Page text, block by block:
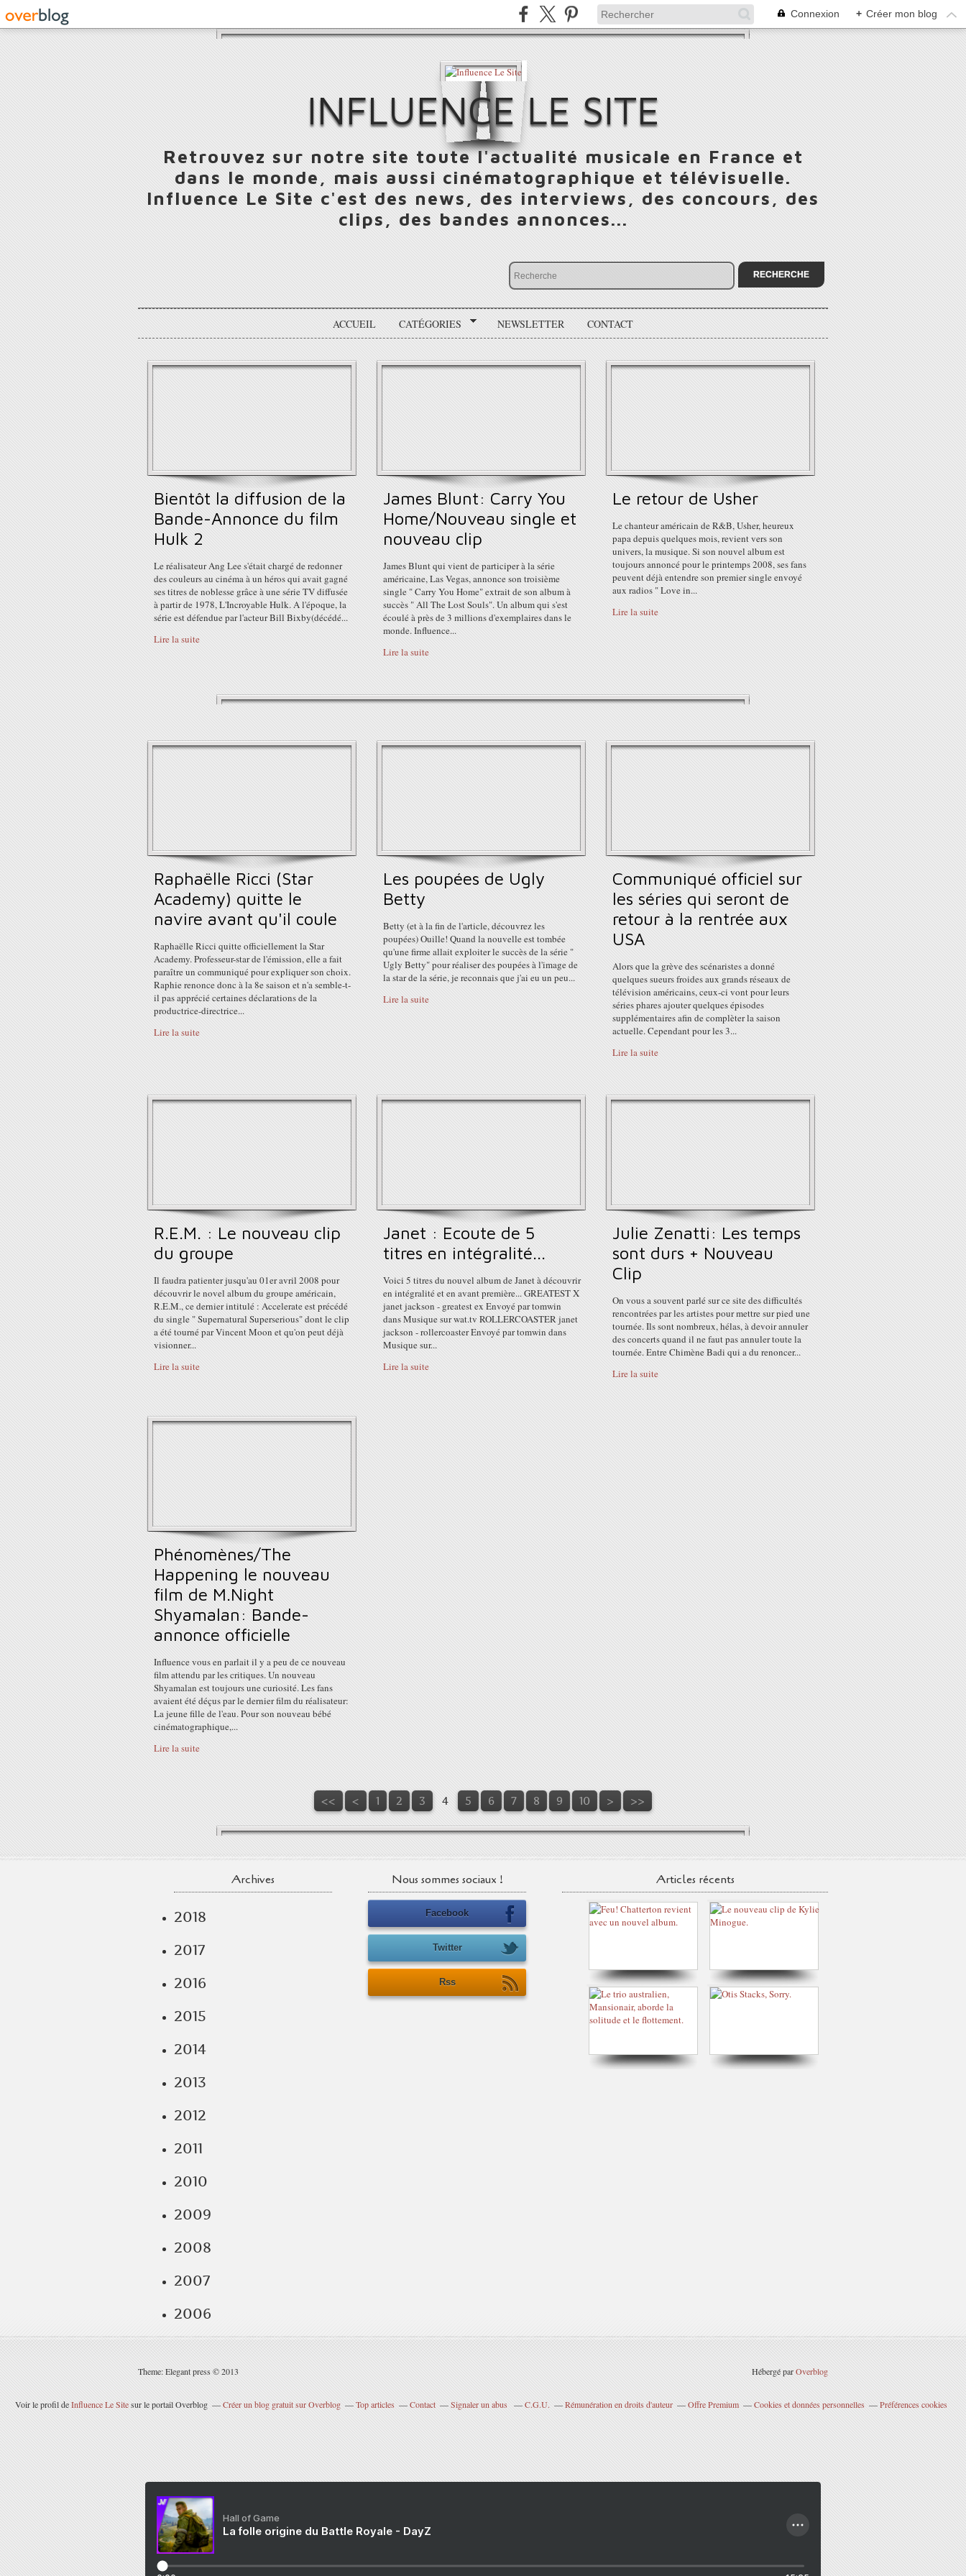
Connexion + Créer mon blog
INFLUENCE LE SITE
Retrouvez sur notre site toute l'actualité musicale en France et
dans le monde, mais aussi cinématographique et télévisuelle.
Influence Le Site c'est des news, des interviews, des concours, des
clips, des bandes annonces...
ACCUEIL CATÉGORIES NEWSLETTER CONTACT
Bientôt la diffusion de la
Bande-Annonce du film
Hulk 2
Le réalisateur Ang Lee s'était chargé de redonner
des couleurs au cinéma à un héros qui avait gagné
ses titres de noblesse grâce à une série TV diffusée
à partir de 1978, L'Incroyable Hulk. A l'époque, la
série est défendue par l'acteur Bill Bixby(décédé...
Lire la suite
James Blunt: Carry You
Home/Nouveau single et
nouveau clip
James Blunt qui vient de participer à la série
américaine, Las Vegas, annonce son troisième
single " Carry You Home" extrait de son album à
succès " All The Lost Souls". Un album qui s'est
écoulé à près de 3 millions d'exemplaires dans le
monde. Influence...
Lire la suite
Le retour de Usher
Le chanteur américain de R&B, Usher, heureux
papa depuis quelques mois, revient vers son
univers, la musique. Si son nouvel album est
toujours annoncé pour le printemps 2008, ses fans
peuvent déjà entendre son premier single envoyé
aux radios " Love in...
Lire la suite
Raphaëlle Ricci (Star
Academy) quitte le
navire avant qu'il coule
Raphaëlle Ricci quitte officiellement la Star
Academy. Professeur-star de l'émission, elle a fait
paraître un communiqué pour expliquer son choix.
Raphie renonce donc à la 8e saison et n'a semble-t-
il pas apprécié certaines déclarations de la
productrice-directrice...
Lire la suite
Les poupées de Ugly
Betty
Betty (et à la fin de l'article, découvrez les
poupées) Ouille! Quand la nouvelle est tombée
qu'une firme allait exploiter le succès de la série "
Ugly Betty" pour réaliser des poupées à l'image de
la star de la série, je reconnais que j'ai eu un peu...
Lire la suite
Communiqué officiel sur
les séries qui seront de
retour à la rentrée aux
USA
Alors que la grève des scénaristes a donné
quelques sueurs froides aux grands réseaux de
télévision américains, ceux-ci vont pour leurs
séries phares ajouter quelques épisodes
supplémentaires afin de complèter la saison
actuelle. Cependant pour les 3...
Lire la suite
R.E.M. : Le nouveau clip
du groupe
Il faudra patienter jusqu'au 01er avril 2008 pour
découvrir le novel album du groupe américain,
R.E.M., ce dernier intitulé : Accelerate est précédé
du single " Supernatural Superserious" dont le clip
a été tourné par Vincent Moon et qu'on peut déjà
visionner...
Lire la suite
Janet : Ecoute de 5
titres en intégralité...
Voici 5 titres du nouvel album de Janet à découvrir
en intégralité et en avant première... GREATEST X
janet jackson - greatest ex Envoyé par tomwin
dans Musique sur wat.tv ROLLERCOASTER janet
jackson - rollercoaster Envoyé par tomwin dans
Musique sur...
Lire la suite
Julie Zenatti: Les temps
sont durs + Nouveau
Clip
On vous a souvent parlé sur ce site des difficultés
rencontrées par les artistes pour mettre sur pied une
tournée. Ils sont nombreux, hélas, à devoir annuler
des concerts quand il ne faut pas annuler toute la
tournée. Entre Chimène Badi qui a du renoncer...
Lire la suite
Phénomènes/The
Happening le nouveau
film de M.Night
Shyamalan: Bande-
annonce officielle
Influence vous en parlait il y a peu de ce nouveau
film attendu par les critiques. Un nouveau
Shyamalan est toujours une curiosité. Les fans
avaient été déçus par le dernier film du réalisateur:
La jeune fille de l'eau. Pour son nouveau bébé
cinématographique,...
Lire la suite
<< < 1 2 3 4 5 6 7 8 9 10 > >>
Archives
2018
2017
2016
2015
2014
2013
2012
2011
2010
2009
2008
2007
2006
Nous sommes sociaux !
Facebook
Twitter
Rss
Articles récents
Theme: Elegant press © 2013 Hébergé parOverblog
Voir le profil deInfluence Le Sitesur le portail Overblog Créer un blog gratuit sur Overblog Top articles Contact Signaler un abus C.G.U. Rémunération en droits d'auteur Offre Premium Cookies et données personnelles Préférences cookies
Hall of Game
La folle origine du Battle Royale - DayZ